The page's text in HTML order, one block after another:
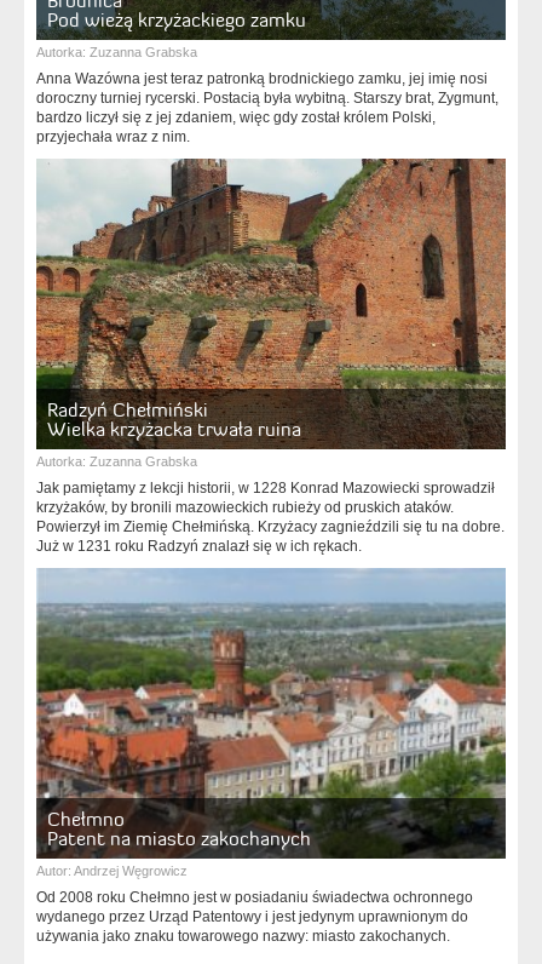
Pod wieżą krzyżackiego zamku
Autorka: Zuzanna Grabska
Anna Wazówna jest teraz patronką brodnickiego zamku, jej imię nosi
doroczny turniej rycerski. Postacią była wybitną. Starszy brat, Zygmunt,
bardzo liczył się z jej zdaniem, więc gdy został królem Polski,
przyjechała wraz z nim.
Radzyń Chełmiński
Wielka krzyżacka trwała ruina
Autorka: Zuzanna Grabska
Jak pamiętamy z lekcji historii, w 1228 Konrad Mazowiecki sprowadził
krzyżaków, by bronili mazowieckich rubieży od pruskich ataków.
Powierzył im Ziemię Chełmińską. Krzyżacy zagnieździli się tu na dobre.
Już w 1231 roku Radzyń znalazł się w ich rękach.
Chełmno
Patent na miasto zakochanych
Autor: Andrzej Węgrowicz
Od 2008 roku Chełmno jest w posiadaniu świadectwa ochronnego
wydanego przez Urząd Patentowy i jest jedynym uprawnionym do
używania jako znaku towarowego nazwy: miasto zakochanych.